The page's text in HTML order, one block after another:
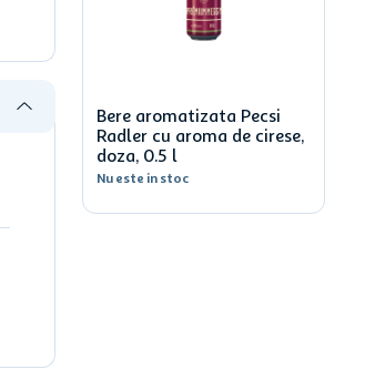
Bere aromatizata Pecsi
Radler cu aroma de cirese,
doza, 0.5 l
Nu este in stoc